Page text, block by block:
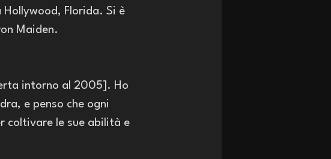
Hollywood, Florida. Si è
Maiden.
intorno al 2005]. Ho
e penso che ogni
coltivare le sue abilità e